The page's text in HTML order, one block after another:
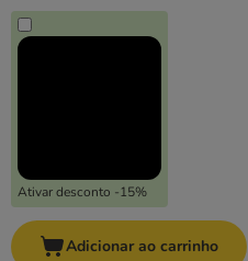
Ativar desconto -15%
Adicionar ao carrinho